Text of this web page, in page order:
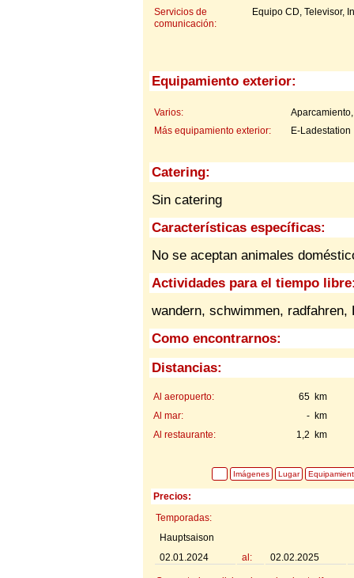
Servicios de
comunicación:
Equipo CD, Televisor,
Equipamiento exterior:
Varios:
Más equipamiento exterior:
E-Ladestation
Catering:
Sin catering
Características específicas:
No se aceptan animales
Actividades para el tiempo
wandern, schwimmen,
Como encontrarnos:
Distancias:
65 km
Al aeropuerto:
- km
Al mar:
1,2 km
Al restaurante:
Imágenes Lugar
Precios:
Temporadas:
Hauptsaison
02.01.2024
al: 02.02.2025